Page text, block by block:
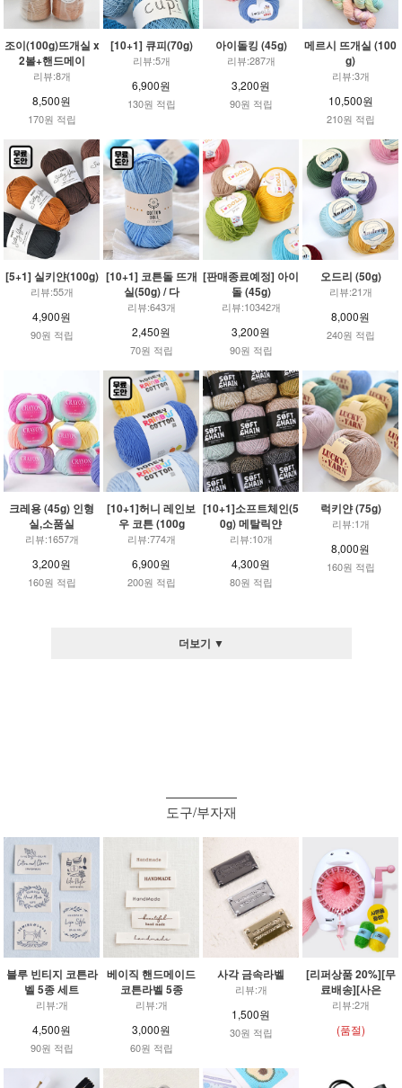
조이(100g)뜨개실 x
2볼+핸드메이
리뷰:8개
8,500원
170원 적립
[10+1] 큐피(70g)
리뷰:5개
6,900원
130원 적립
아이돌킹 (45g)
리뷰:287개
3,200원
90원 적립
메르시 뜨개실 (100
g)
리뷰:3개
10,500원
210원 적립
[5+1] 실키얀(100g)
리뷰:55개
4,900원
90원 적립
[10+1] 코튼돌 뜨개
실(50g) / 다
리뷰:643개
2,450원
70원 적립
[판매종료예정] 아이
돌 (45g)
리뷰:10342개
3,200원
90원 적립
오드리 (50g)
리뷰:21개
8,000원
240원 적립
크레용 (45g) 인형
실,소품실
리뷰:1657개
3,200원
160원 적립
[10+1]허니 레인보
우 코튼 (100g
리뷰:774개
6,900원
200원 적립
[10+1]소프트체인(5
0g) 메탈릭얀
리뷰:10개
4,300원
80원 적립
럭키얀 (75g)
리뷰:1개
8,000원
160원 적립
더보기 ▼
도구/부자재
블루 빈티지 코튼라
벨 5종 세트
리뷰:개
4,500원
90원 적립
베이직 핸드메이드
코튼라벨 5종
리뷰:개
3,000원
60원 적립
사각 금속라벨
리뷰:개
1,500원
30원 적립
[리퍼상품 20%][무
료배송][사은
리뷰:2개
(품절)